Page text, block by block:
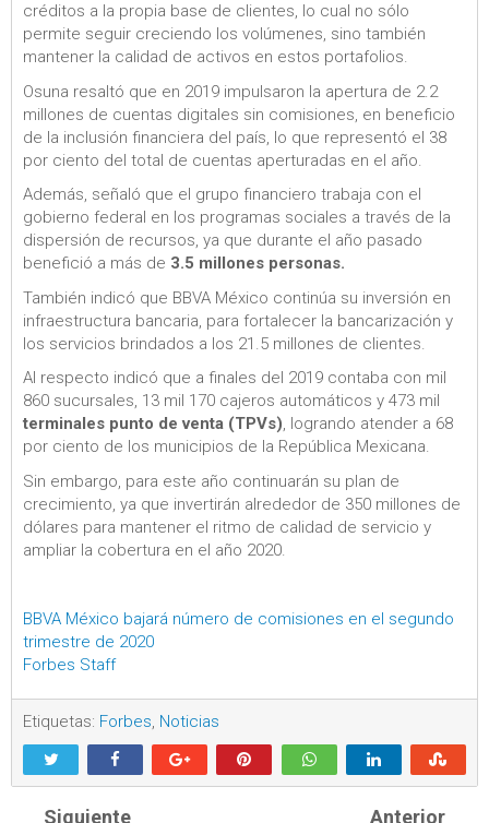
créditos a la propia base de clientes, lo cual no sólo
permite seguir creciendo los volúmenes, sino también
mantener la calidad de activos en estos portafolios.
Osuna resaltó que en 2019 impulsaron la apertura de 2.2
millones de cuentas digitales sin comisiones, en beneficio
de la inclusión financiera del país, lo que representó el 38
por ciento del total de cuentas aperturadas en el año.
Además, señaló que el grupo financiero trabaja con el
gobierno federal en los programas sociales a través de la
dispersión de recursos, ya que durante el año pasado
benefició a más de 3.5 millones personas.
También indicó que BBVA México continúa su inversión en
infraestructura bancaria, para fortalecer la bancarización y
los servicios brindados a los 21.5 millones de clientes.
Al respecto indicó que a finales del 2019 contaba con mil
860 sucursales, 13 mil 170 cajeros automáticos y 473 mil
terminales punto de venta (TPVs), logrando atender a 68
por ciento de los municipios de la República Mexicana.
Sin embargo, para este año continuarán su plan de
crecimiento, ya que invertirán alrededor de 350 millones de
dólares para mantener el ritmo de calidad de servicio y
ampliar la cobertura en el año 2020.
BBVA México bajará número de comisiones en el segundo
trimestre de 2020
Forbes Staff
Etiquetas: Forbes, Noticias
Siguiente Anterior